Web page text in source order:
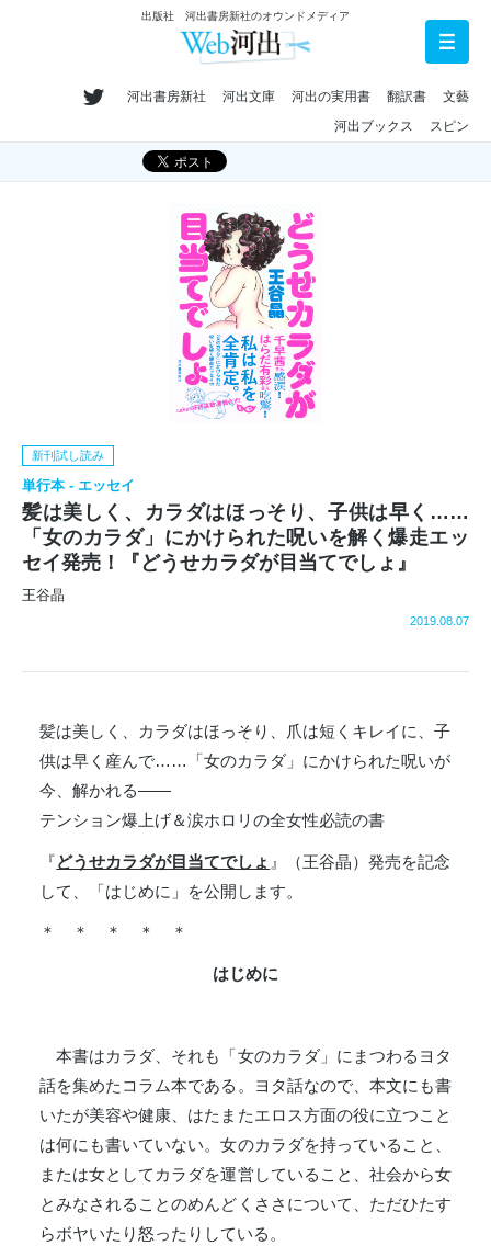
出版社 河出書房新社のオウンドメディア
河出書房新社 河出文庫 河出の実用書 翻訳書
文藝
河出ブックス
スピン
新刊試し読み
単行本 - エッセイ
髪は美しく、カラダはほっそり、子供は早く……
「女のカラダ」にかけられた呪いを解く爆走エッ
セイ発売！『どうせカラダが目当てでしょ』
王谷晶
2019.08.07
髪は美しく、カラダはほっそり、爪は短くキレイに、子
供は早く産んで……「女のカラダ」にかけられた呪いが
今、解かれる――
テンション爆上げ＆涙ホロリの全女性必読の書
『どうせカラダが目当てでしょ 』（王谷晶）発売を記念
して、「はじめに」を公開します。
＊ ＊ ＊ ＊ ＊
はじめに
本書はカラダ、それも「女のカラダ」にまつわるヨタ
話を集めたコラム本である。ヨタ話なので、本文にも書
いたが美容や健康、はたまたエロス方面の役に立つこと
は何にも書いていない。女のカラダを持っていること、
または女としてカラダを運営していること、社会から女
とみなされることのめんどくささについて、ただひたす
らボヤいたり怒ったりしている。